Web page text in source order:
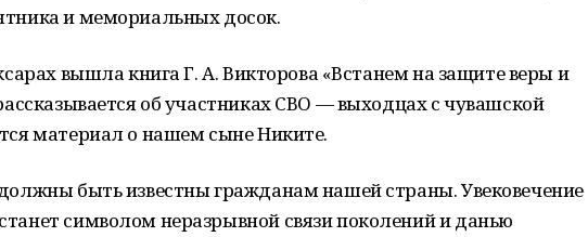
и мемориальных досок.
вышла книга Г. А. Викторова «Встанем на защите веры и
об участниках СВО — выходцах с чувашской
материал о нашем сыне Никите.
быть известны гражданам нашей страны. Увековечение
символом неразрывной связи поколений и данью